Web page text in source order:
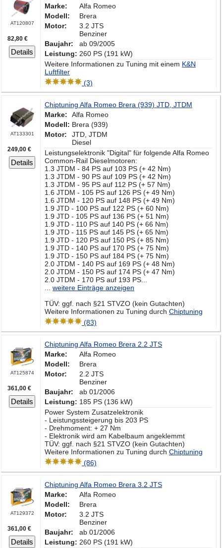
AT120807
82,80 €
Details
Marke:
Alfa Romeo
Modell:
Brera
Motor:
3.2 JTS
Benziner
Baujahr:
ab 09/2005
Leistung: 260 PS (191 kW)
Weitere Informationen zu Tuning mit einem K&N
Luftfilter
(3)
AT133301
249,00 €
Details
Chiptuning Alfa Romeo Brera (939) JTD, JTDM
Marke:
Alfa Romeo
Modell: Brera (939)
Motor:
JTD, JTDM
Diesel
Leistungselektronik "Digital" für folgende Alfa Romeo
Common-Rail Dieselmotoren:
1.3 JTDM - 84 PS auf 103 PS (+ 42 Nm)
1.3 JTDM - 90 PS auf 109 PS (+ 42 Nm)
1.3 JTDM - 95 PS auf 112 PS (+ 57 Nm)
1.6 JTDM - 105 PS auf 126 PS (+ 49 Nm)
1.6 JTDM - 120 PS auf 148 PS (+ 49 Nm)
1.9 JTD - 100 PS auf 122 PS (+ 60 Nm)
1.9 JTD - 105 PS auf 136 PS (+ 51 Nm)
1.9 JTD - 110 PS auf 140 PS (+ 66 Nm)
1.9 JTD - 115 PS auf 145 PS (+ 65 Nm)
1.9 JTD - 120 PS auf 150 PS (+ 85 Nm)
1.9 JTD - 140 PS auf 170 PS (+ 75 Nm)
1.9 JTD - 150 PS auf 184 PS (+ 75 Nm)
2.0 JTDM - 140 PS auf 169 PS (+ 48 Nm)
2.0 JTDM - 150 PS auf 174 PS (+ 47 Nm)
2.0 JTDM - 170 PS auf 193 PS...
... weitere Einträge anzeigen
TÜV: ggf. nach §21 STVZO (kein Gutachten)
Weitere Informationen zu Tuning durch Chiptuning
(83)
AT125874
361,00 €
Details
Chiptuning Alfa Romeo Brera 2.2 JTS
Marke:
Alfa Romeo
Modell:
Brera
Motor:
2.2 JTS
Benziner
Baujahr:
ab 01/2006
Leistung: 185 PS (136 kW)
Power System Zusatzelektronik
- Leistungssteigerung bis 203 PS
- Drehmoment: + 27 Nm
- Elektronik wird am Kabelbaum angeklemmt
TÜV: ggf. nach §21 STVZO (kein Gutachten)
Weitere Informationen zu Tuning durch Chiptuning
(86)
AT129372
361,00 €
Details
Chiptuning Alfa Romeo Brera 3.2 JTS
Marke:
Alfa Romeo
Modell:
Brera
Motor:
3.2 JTS
Benziner
Baujahr:
ab 01/2006
Leistung: 260 PS (191 kW)